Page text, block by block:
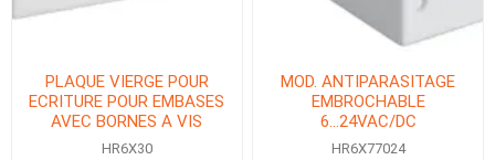
PLAQUE VIERGE POUR
ECRITURE POUR EMBASES
AVEC BORNES A VIS
HR6X30
MOD. ANTIPARASITAGE
EMBROCHABLE
6...24VAC/DC
HR6X77024